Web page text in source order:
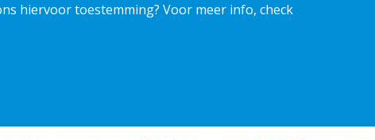
hiervoor toestemming? Voor meer info, check